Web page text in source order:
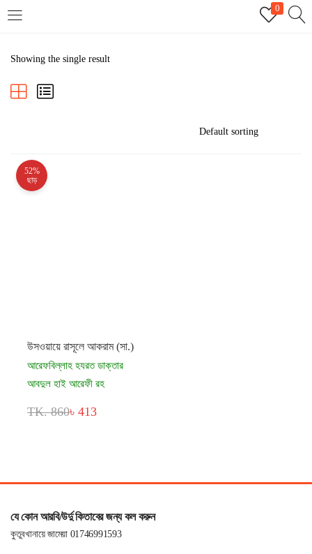
0
REGISTER
Showing the single result
52%
ছাড়
উসওয়ায়ে রাসূলে আকরাম (সা.)
আরেফবিল্লাহ হযরত ডাক্তার
আবদুল হাই আরেফী রহ
TK. 860৳ 413
যে কোন আরবি/উর্দু কিতাবের জন্য কল করুন
কুতুবখানায়ে জামেয়া 01746991593